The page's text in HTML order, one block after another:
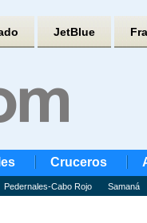
JetBlue
Cruceros
Pedernales-Cabo Rojo Samaná